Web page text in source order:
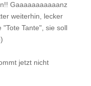
Gaaaaaaaaaaanz
weiterhin, lecker
Tante", sie soll
jetzt nicht